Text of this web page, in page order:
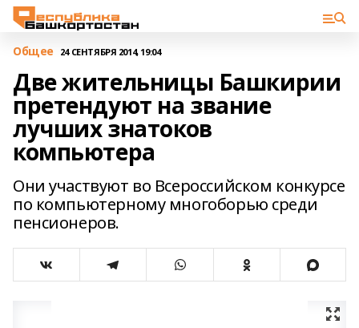
Общее 24 СЕНТЯБРЯ 2014, 19:04
Две жительницы Башкирии
претендуют на звание
лучших знатоков
компьютера
Они участвуют во Всероссийском конкурсе
по компьютерному многоборью среди
пенсионеров.